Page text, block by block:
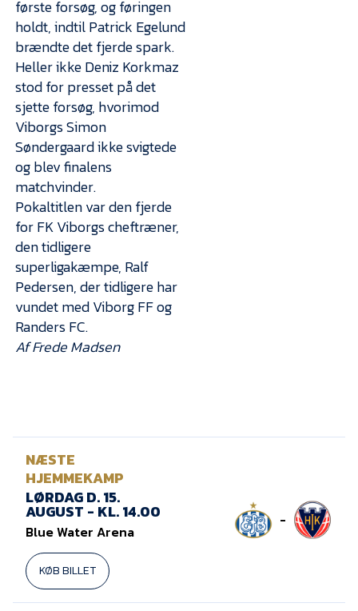
første forsøg, og føringen
holdt, indtil Patrick Egelund
brændte det fjerde spark.
Heller ikke Deniz Korkmaz
stod for presset på det
sjette forsøg, hvorimod
Viborgs Simon
Søndergaard ikke svigtede
og blev finalens
matchvinder.
Pokaltitlen var den fjerde
for FK Viborgs cheftræner,
den tidligere
superligakæmpe, Ralf
Pedersen, der tidligere har
vundet med Viborg FF og
Randers FC.
Af Frede Madsen
NÆSTE
HJEMMEKAMP
LØRDAG D. 15.
AUGUST - KL. 14.00
Blue Water Arena
KØB BILLET
-